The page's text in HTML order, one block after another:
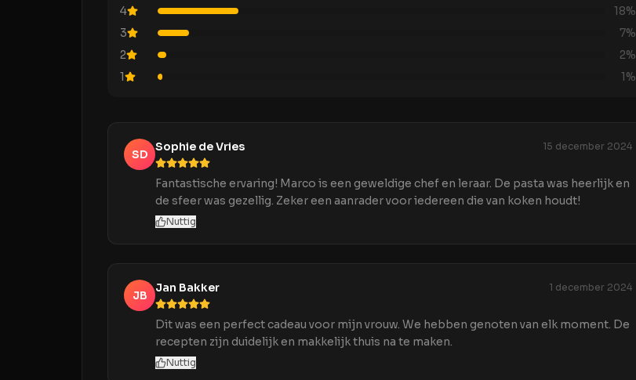
4
18%
3
7%
2
2%
1
1%
SD
Sophie de Vries 15 december 2024
Fantastische ervaring! Marco is een geweldige chef en leraar. De pasta was heerlijk en
de sfeer was gezellig. Zeker een aanrader voor iedereen die van koken houdt!
Nuttig
JB
Jan Bakker 1 december 2024
Dit was een perfect cadeau voor mijn vrouw. We hebben genoten van elk moment. De
recepten zijn duidelijk en makkelijk thuis na te maken.
Nuttig